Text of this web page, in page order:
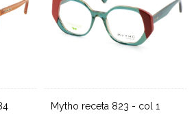
Mytho receta 823 - col 1